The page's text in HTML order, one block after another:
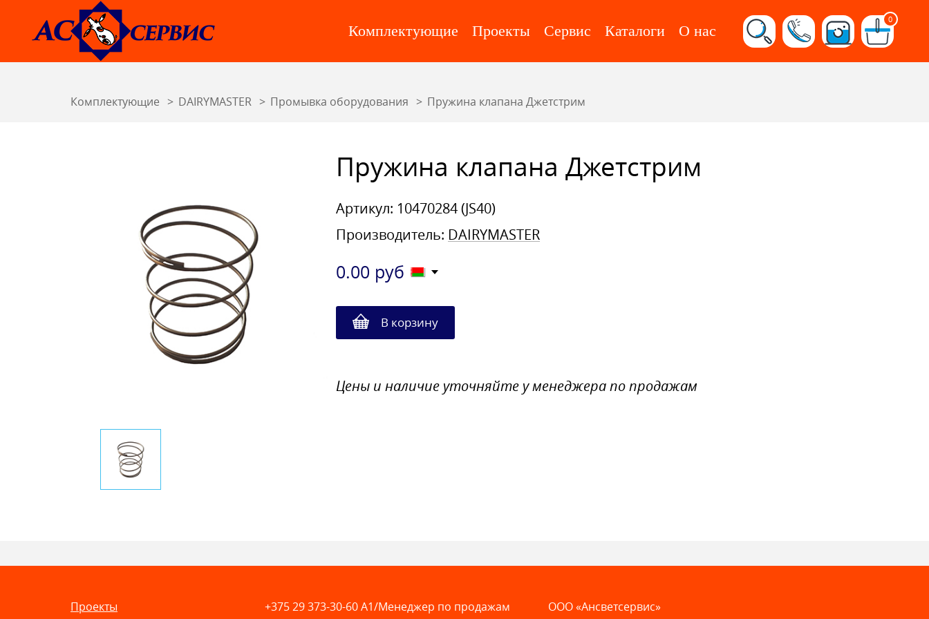
Комплектующие Проекты Сервис Каталоги О нас
0
Комплектующие DAIRYMASTER Промывка оборудования Пружина клапана Джетстрим
Пружина клапана Джетстрим
Артикул: 10470284 (JS40)
Производитель: DAIRYMASTER
0.00 руб
В корзину
Цены и наличие уточняйте у менеджера по продажам
Проекты
+375 29 373-30-60A1/Менеджер по продажам
ООО «Ансветсервис»